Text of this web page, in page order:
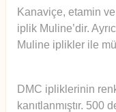
Kanaviçe, etamin
iplik Muline’dir.
Muline iplikler ile
DMC ipliklerinin
kanıtlanmıştır.